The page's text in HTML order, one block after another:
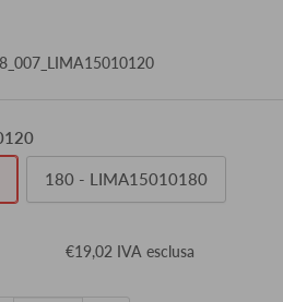
180 - LIMA15010180
€19,02 IVA esclusa